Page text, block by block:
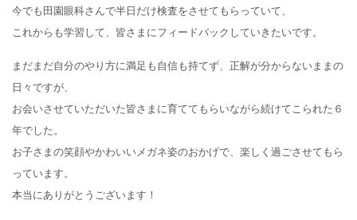
今でも田園眼科さんで半日だけ検査をさせてもらっていて、
これからも学習して、皆さまにフィードバックしていきたいです。
まだまだ自分のやり方に満足も自信も持てず、正解が分からないままの
日々ですが、
お会いさせていただいた皆さまに育ててもらいながら続けてこられた６
年でした。
お子さまの笑顔やかわいいメガネ姿のおかげで、楽しく過ごさせてもら
っています。
本当にありがとうございます！